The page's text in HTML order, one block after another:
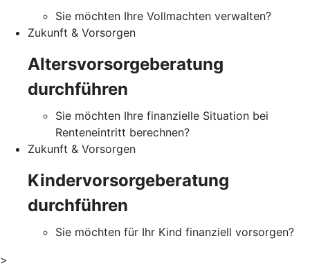
Sie möchten Ihre Vollmachten verwalten?
Zukunft & Vorsorgen
Altersvorsorgeberatung
durchführen
Sie möchten Ihre finanzielle Situation bei
Renteneintritt berechnen?
Zukunft & Vorsorgen
Kindervorsorgeberatung
durchführen
Sie möchten für Ihr Kind finanziell vorsorgen?
>